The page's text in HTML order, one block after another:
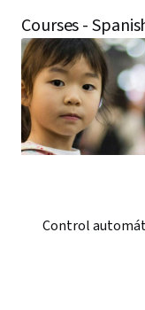
Courses -
Control